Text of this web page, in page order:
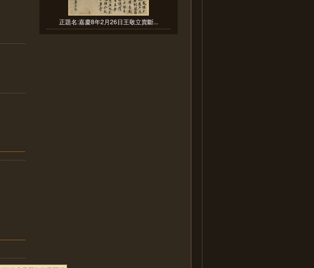
正題名:嘉慶8年2月26日王敬立賣斷...